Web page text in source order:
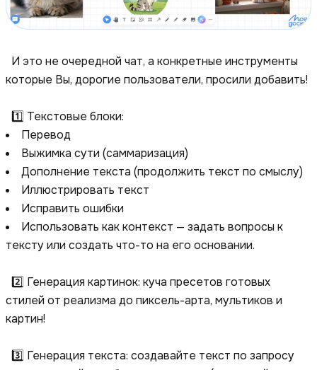
И это не очередной чат, а конкретные инструменты
которые Вы, дорогие пользователи, просили добавить!
1️⃣ Текстовые блоки:
Перевод
Выжимка сути (саммаризация)
Дополнение текста (продолжить текст по смыслу)
Иллюстрировать текст
Исправить ошибки
Использовать как контекст — задать вопросы к
тексту или создать что-то на его основании.
2️⃣ Генерация картинок: куча пресетов готовых
стилей от реализма до пиксель-арта, мультиков и
картин!
3️⃣ Генерация текста: создавайте текст по запросу